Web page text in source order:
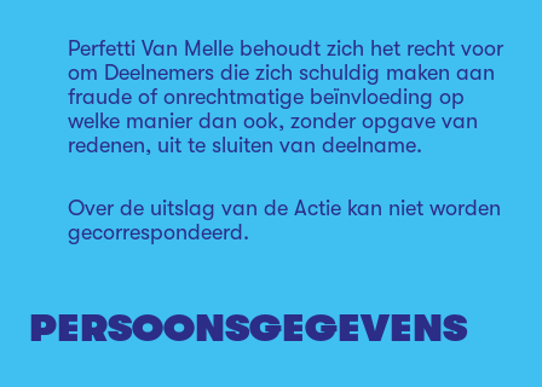
Perfetti Van Melle behoudt zich het recht voor
om Deelnemers die zich schuldig maken aan
fraude of onrechtmatige beïnvloeding op
welke manier dan ook, zonder opgave van
redenen, uit te sluiten van deelname.
Over de uitslag van de Actie kan niet worden
gecorrespondeerd.
PERSOONSGEGEVENS